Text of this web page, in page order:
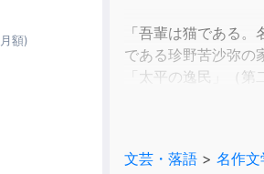
額)
「吾輩は猫である
である珍野苦沙弥の
「太平の逸民」（
ユーモア、コメデ
高性能AI音声による
文芸・落語 > 名作文